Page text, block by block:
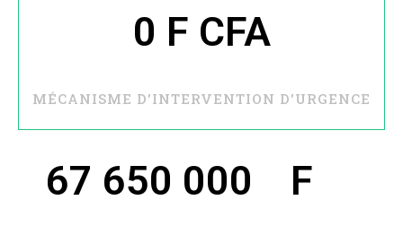
MÉCANISME D'INTERVENTION D'URGENCE
0 F CFA
67 650 000